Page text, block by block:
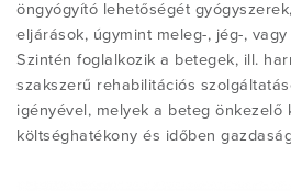
öngyógyító lehetőségét
eljárások, úgymint meleg-, jég-,
Szintén foglalkozik a betegek, ill.
szakszerű rehabilitációs
igényével, melyek a beteg önkezelő
költséghatékony és időben